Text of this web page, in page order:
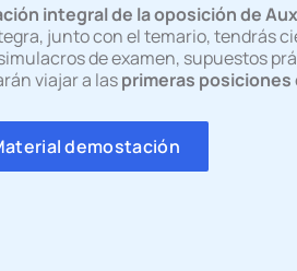
integral de la oposición de
junto con el temario, tendrás
de examen, supuestos
viajar a lasprimeras posiciones
demostación